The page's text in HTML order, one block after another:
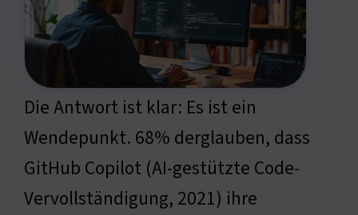
Die Antwort ist klar: Es ist ein
Wendepunkt. 68% derglauben, dass
GitHub Copilot (AI-gestützte Code-
Vervollständigung, 2021) ihre